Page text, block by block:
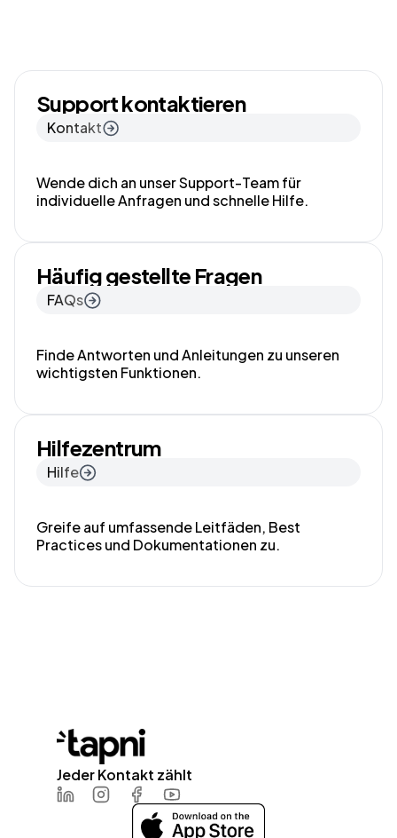
Support kontaktieren
Kontakt
Wende dich an unser Support-Team für
individuelle Anfragen und schnelle Hilfe.
Häufig gestellte Fragen
FAQs
Finde Antworten und Anleitungen zu unseren
wichtigsten Funktionen.
Hilfezentrum
Hilfe
Greife auf umfassende Leitfäden, Best
Practices und Dokumentationen zu.
Jeder Kontakt zählt
InstagramFacebookYoutube